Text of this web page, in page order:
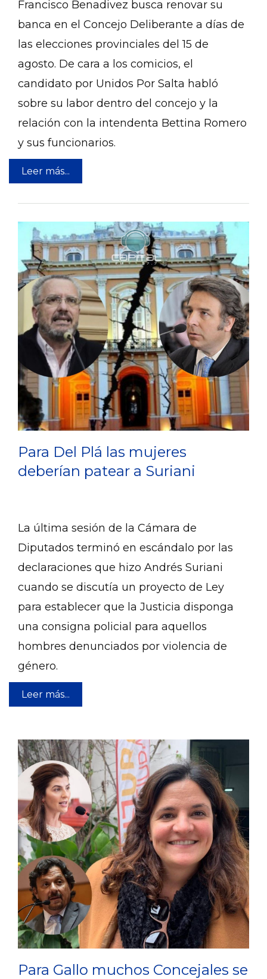
Francisco Benadivez busca renovar su
banca en el Concejo Deliberante a días de
las elecciones provinciales del 15 de
agosto. De cara a los comicios, el
candidato por Unidos Por Salta habló
sobre su labor dentro del concejo y la
relación con la intendenta Bettina Romero
y sus funcionarios.
Leer más...
Para Del Plá las mujeres
deberían patear a Suriani
La última sesión de la Cámara de
Diputados terminó en escándalo por las
declaraciones que hizo Andrés Suriani
cuando se discutía un proyecto de Ley
para establecer que la Justicia disponga
una consigna policial para aquellos
hombres denunciados por violencia de
género.
Leer más...
Para Gallo muchos Concejales se